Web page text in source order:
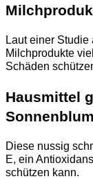
Laut einer
Milchprodukte
Schäden
Hausmittel
Diese nussig
E, ein
schützen kann.